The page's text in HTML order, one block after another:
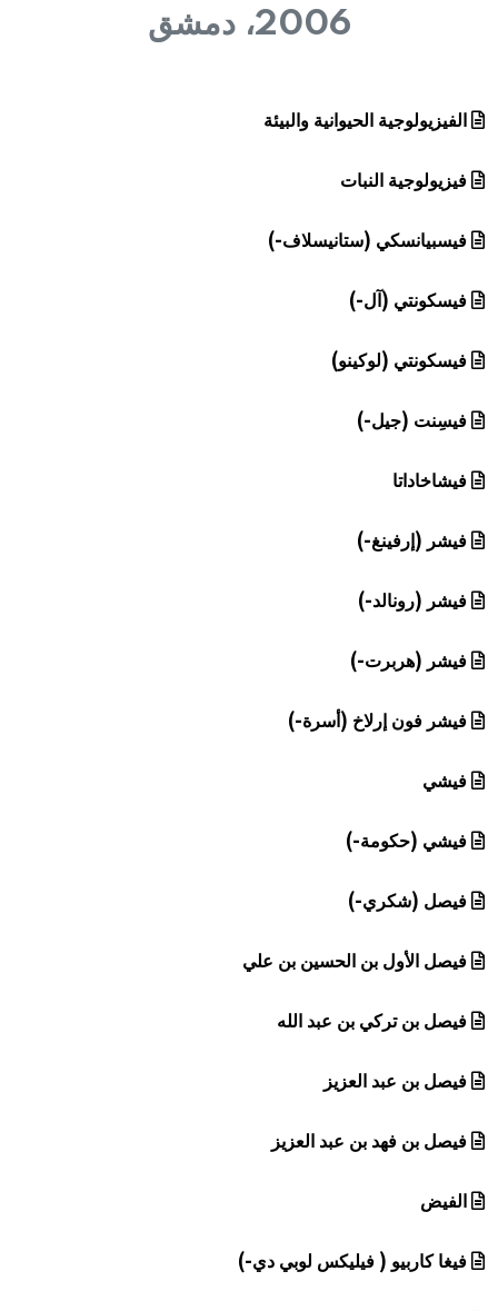
هيئة الموسوعة العربية تطلق موسوعات جديدة في عام 2026
2006، دمشق
الفيزيولوجية الحيوانية والبيئة
فيزيولوجية النبات
فيسبيانسكي (ستانيسلاف-)
فيسكونتي (آل-)
فيسكونتي (لوكينو)
فيسِنت (جيل-)
فيشاخاداتا
فيشر (إرفينغ-)
فيشر (رونالد-)
فيشر (هربرت-)
فيشر فون إرلاخ (أسرة-)
فيشي
فيشي (حكومة-)
فيصل (شكري-)
فيصل الأول بن الحسين بن علي
فيصل بن تركي بن عبد الله
فيصل بن عبد العزيز
فيصل بن فهد بن عبد العزيز
الفيض
فيغا كاربيو ( فيليكس لوبي دي-)